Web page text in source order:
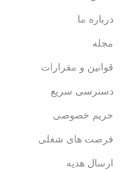
درباره ما
مجله
قوانین و مقرارات
دسترسی سریع
حریم خصوصی
فرصت های شغلی
ارسال هدیه